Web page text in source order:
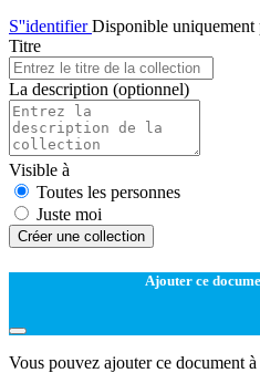
S''identifierDisponible uniquement
Titre
La description (optionnel)
Visible à
Toutes les personnes
Juste moi
Créer une collection
Ajouter ce
Vous pouvez ajouter ce document